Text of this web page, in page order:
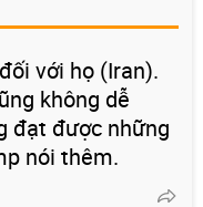
với họ (Iran).
không dễ
đạt được những
nói thêm.